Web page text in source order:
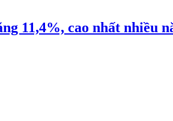
11,4%, cao nhất nhiều